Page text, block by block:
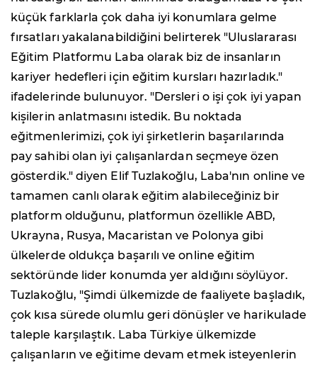
küçük farklarla çok daha iyi konumlara gelme
fırsatları yakalanabildiğini belirterek "Uluslararası
Eğitim Platformu Laba olarak biz de insanların
kariyer hedefleri için eğitim kursları hazırladık."
ifadelerinde bulunuyor. "Dersleri o işi çok iyi yapan
kişilerin anlatmasını istedik. Bu noktada
eğitmenlerimizi, çok iyi şirketlerin başarılarında
pay sahibi olan iyi çalışanlardan seçmeye özen
gösterdik." diyen Elif Tuzlakoğlu, Laba'nın online ve
tamamen canlı olarak eğitim alabileceğiniz bir
platform olduğunu, platformun özellikle ABD,
Ukrayna, Rusya, Macaristan ve Polonya gibi
ülkelerde oldukça başarılı ve online eğitim
sektöründe lider konumda yer aldığını söylüyor.
Tuzlakoğlu, "Şimdi ülkemizde de faaliyete başladık,
çok kısa sürede olumlu geri dönüşler ve harikulade
taleple karşılaştık. Laba Türkiye ülkemizde
çalışanların ve eğitime devam etmek isteyenlerin